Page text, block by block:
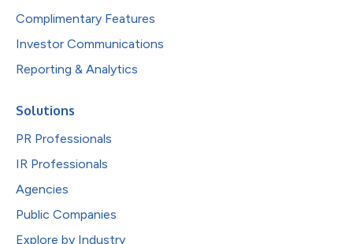
Complimentary Features
Investor Communications
Reporting & Analytics
Solutions
PR Professionals
IR Professionals
Agencies
Public Companies
Explore by Industry